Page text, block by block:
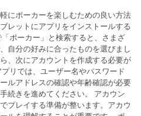
にポーカーを楽しむための良い方法
レットにアプリをインストールする
ポーカー」と検索すると、さまざ
自分の好みに合ったものを選びまし
、次にアカウントを作成する必要が
リでは、ユーザー名やパスワード
ルアドレスの確認や年齢確認が必要
続きを進めてください。 アカウン
プレイする準備が整います。アカウ